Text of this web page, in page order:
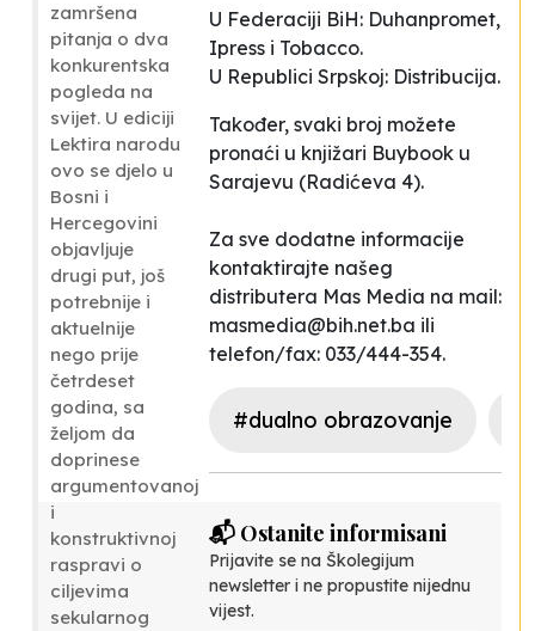
zamršena
pitanja o dva
konkurentska
pogleda na
svijet. U ediciji
Lektira narodu
ovo se djelo u
Bosni i
Hercegovini
objavljuje
drugi put, još
potrebnije i
aktuelnije
nego prije
četrdeset
godina, sa
željom da
doprinese
argumentovanoj
i
konstruktivnoj
raspravi o
ciljevima
sekularnog
U Federaciji BiH: Duhanpromet,
Ipress i Tobacco.
U Republici Srpskoj: Distribucija.
Također, svaki broj možete
pronaći u knjižari Buybook u
Sarajevu (Radićeva 4).
Za sve dodatne informacije
kontaktirajte našeg
distributera Mas Media na mail:
masmedia@bih.net.ba ili
telefon/fax: 033/444-354.
#dualno obrazovanje
📬 Ostanite informisani
Prijavite se na Školegijum
newsletter i ne propustite nijednu
vijest.